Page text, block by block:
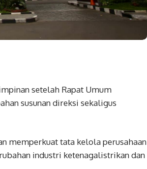
setelah Rapat Umum
susunan direksi sekaligus
memperkuat tata kelola perusahaan
industri ketenagalistrikan dan